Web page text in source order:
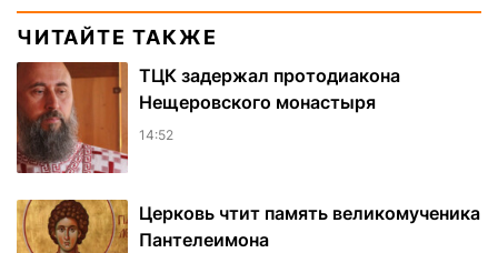
ЧИТАЙТЕ ТАКЖЕ
ТЦК задержал протодиакона
Нещеровского монастыря
14:52
Церковь чтит память великомученика
Пантелеимона